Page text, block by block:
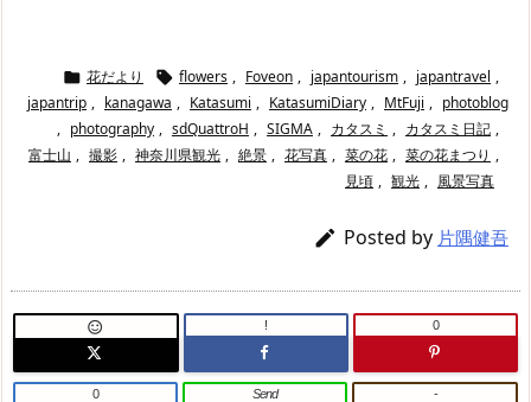
 花だより  flowers , Foveon , japantourism , japantravel ,
japantrip , kanagawa , Katasumi , KatasumiDiary , MtFuji , photoblog
, photography , sdQuattroH , SIGMA , カタスミ , カタスミ日記 ,
富士山 , 撮影 , 神奈川県観光 , 絶景 , 花写真 , 菜の花 , 菜の花まつり ,
見頃 , 観光 , 風景写真
 Posted by 片隅健吾
 ! 0
0 Send -